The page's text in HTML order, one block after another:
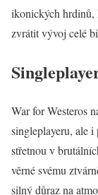
ikonických hrdinů,
zvrátit vývoj celé
War for Westeros
singleplayeru, ale
střetnou v
věrné svému
silný důraz na